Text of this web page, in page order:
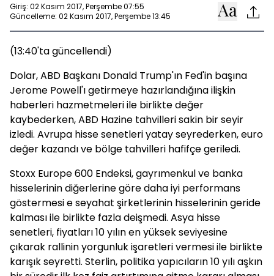
Giriş: 02 Kasım 2017, Perşembe 07:55
Güncelleme: 02 Kasım 2017, Perşembe 13:45
(13:40'ta güncellendi)
Dolar, ABD Başkanı Donald Trump'ın Fed'in başına
Jerome Powell'ı getirmeye hazırlandığına ilişkin
haberleri hazmetmeleri ile birlikte değer
kaybederken, ABD Hazine tahvilleri sakin bir seyir
izledi. Avrupa hisse senetleri yatay seyrederken, euro
değer kazandı ve bölge tahvilleri hafifçe geriledi.
Stoxx Europe 600 Endeksi, gayrımenkul ve banka
hisselerinin diğerlerine göre daha iyi performans
göstermesi e seyahat şirketlerinin hisselerinin geride
kalması ile birlikte fazla deişmedi. Asya hisse
senetleri, fiyatları 10 yılın en yüksek seviyesine
çıkarak rallinin yorgunluk işaretleri vermesi ile birlikte
karışık seyretti. Sterlin, politika yapıcıların 10 yılı aşkın